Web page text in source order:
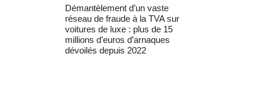
Démantèlement d’un vaste
réseau de fraude à la TVA sur
voitures de luxe : plus de 15
millions d’euros d’arnaques
dévoilés depuis 2022